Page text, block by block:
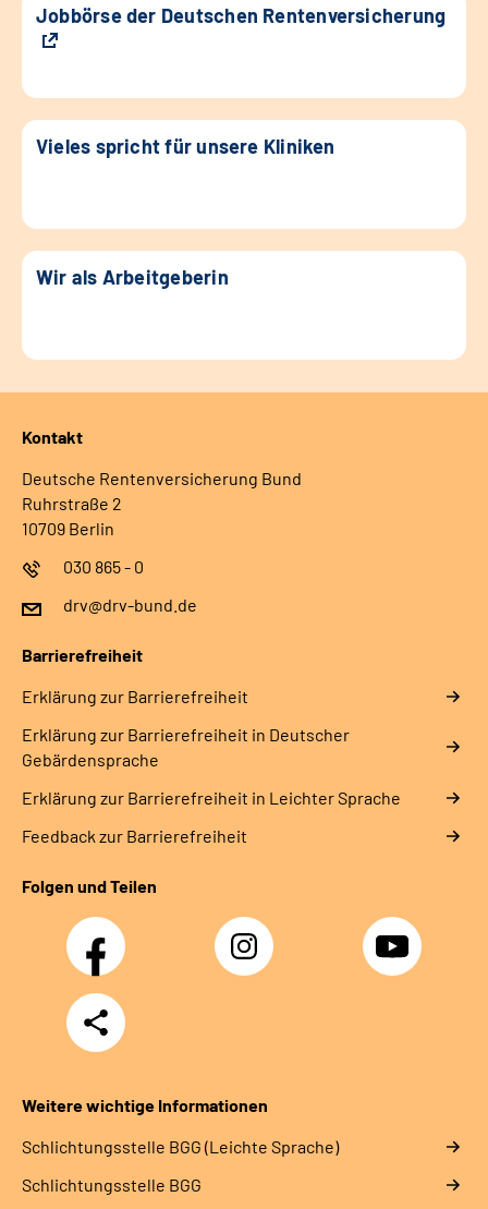
Jobbörse der Deutschen Rentenversicherung
Vieles spricht für unsere Kliniken
Wir als Arbeitgeberin
Kontakt
Deutsche Rentenversicherung Bund
Ruhrstraße 2
10709 Berlin
030 865 - 0
drv@drv-bund.de
Barrierefreiheit
Erklärung zur Barrierefreiheit
Erklärung zur Barrierefreiheit in Deutscher
Gebärdensprache
Erklärung zur Barrierefreiheit in Leichter Sprache
Feedback zur Barrierefreiheit
Folgen und Teilen
Facebook Instagram YouTube
Teilen
Weitere wichtige Informationen
Schlich­tungs­stel­le BGG (Leichte Sprache)
Schlich­tungs­stel­le BGG